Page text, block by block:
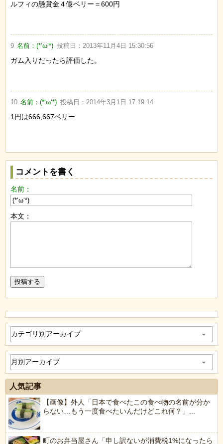
ルフィの懸賞金４億ベリー＝600円
9 名前：(*‘ω‘*) 投稿日： 2013年11月4日 15:30:56
ガム入りだったら評価した。
10 名前：(*‘ω‘*) 投稿日： 2014年3月1日 17:19:14
1円は666,667ベリー
コメントを書く
名前：
本文：
人気記事
【画像】外人「日本で食べたこの食べ物の名前が分か
らない…もう一度食べたいんだけどこれ何？」...
町のお弁当屋さん「申し訳ないが消費税1%になったら